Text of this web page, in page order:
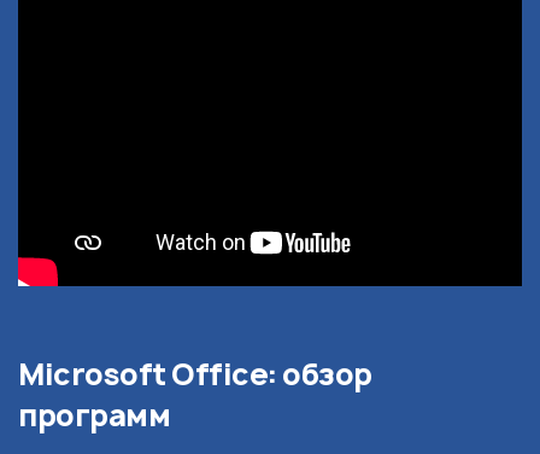
Microsoft Office: обзор
программ